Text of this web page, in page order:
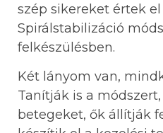
szép sikereket értek
Spirálstabilizáció
felkészülésben.
Két lányom van,
Tanítják is a
betegeket, ők állítják